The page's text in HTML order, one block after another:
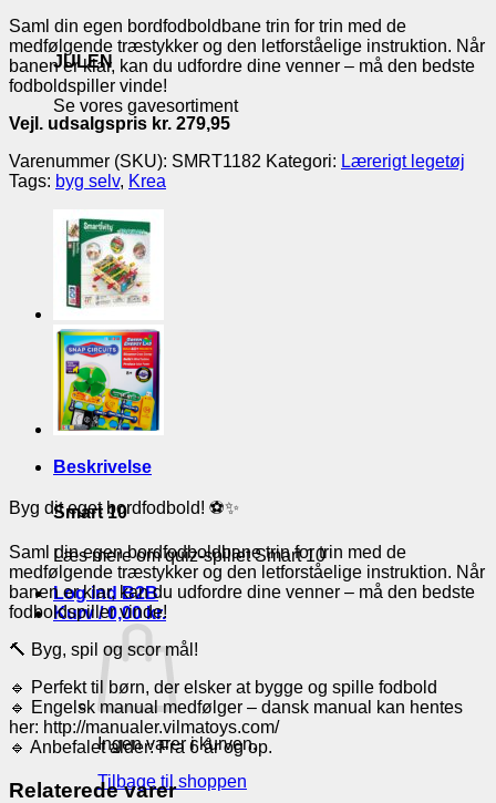
JULEN
Se vores gavesortiment
Smart 10
Læs mere om quiz-spillet Smart 10
Log ind B2B
Kurv /0,00kr.
Ingen varer i kurven.
Tilbage til shoppen
Saml din egen bordfodboldbane trin for trin med de
medfølgende træstykker og den letforståelige instruktion. Når
banen er klar, kan du udfordre dine venner – må den bedste
fodboldspiller vinde!
Vejl. udsalgspris kr. 279,95
Varenummer (SKU): SMRT1182 Kategori: Lærerigt legetøj
Tags: byg selv, Krea
Beskrivelse
Byg dit eget bordfodbold! ⚽✨
Saml din egen bordfodboldbane trin for trin med de
medfølgende træstykker og den letforståelige instruktion. Når
banen er klar, kan du udfordre dine venner – må den bedste
fodboldspiller vinde!
🔨 Byg, spil og scor mål!
🔹 Perfekt til børn, der elsker at bygge og spille fodbold
🔹 Engelsk manual medfølger – dansk manual kan hentes
her: http://manualer.vilmatoys.com/
🔹 Anbefalet alder: Fra 6 år og op.
Relaterede varer